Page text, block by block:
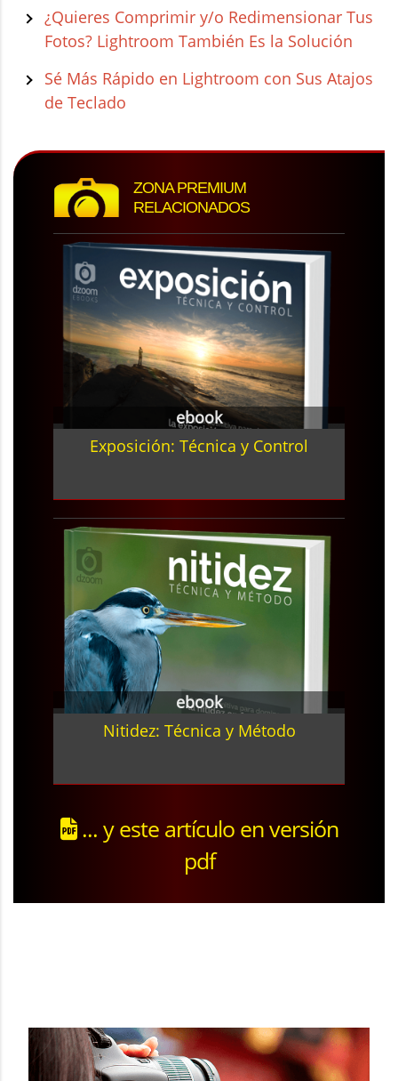
¿Quieres Comprimir y/o Redimensionar Tus
Fotos? Lightroom También Es la Solución
Sé Más Rápido en Lightroom con Sus Atajos
de Teclado
ZONA PREMIUM
RELACIONADOS
ebook
Exposición: Técnica y Control
ebook
Nitidez: Técnica y Método
... y este artículo en versión
pdf